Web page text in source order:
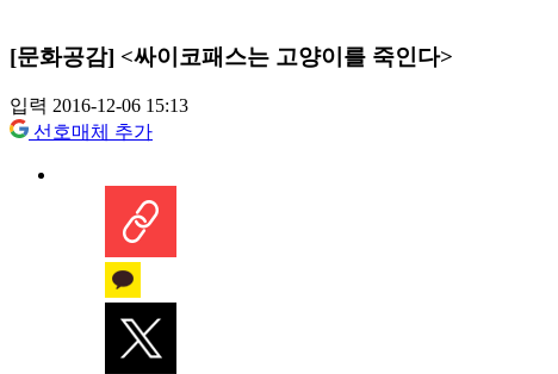
[문화공감] <싸이코패스는 고양이를 죽인다>
입력 2016-12-06 15:13
선호매체 추가